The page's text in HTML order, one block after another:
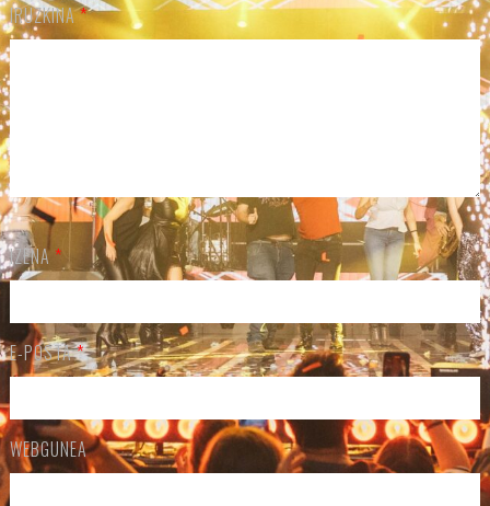
IRUZKINA*
IZENA *
E-POSTA*
WEBGUNEA